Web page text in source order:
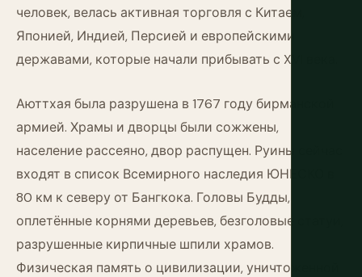
человек, велась активная торговля с Китаем,
Японией, Индией, Персией и европейскими
державами, которые начали прибывать с XVI века.
Аюттхая была разрушена в 1767 году бирманской
армией. Храмы и дворцы были сожжены,
население рассеяно, двор распущен. Руины сейчас
входят в список Всемирного наследия ЮНЕСКО в
80 км к северу от Бангкока. Головы Будды,
оплетённые корнями деревьев, безголовые статуи,
разрушенные кирпичные шпили храмов.
Физическая память о цивилизации, уничтоженной